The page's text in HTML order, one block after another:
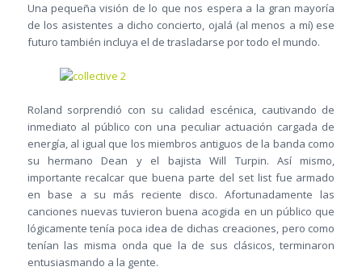
Una pequeña visión de lo que nos espera a la gran mayoría
de los asistentes a dicho concierto, ojalá (al menos a mí) ese
futuro también incluya el de trasladarse por todo el mundo.
Roland sorprendió con su calidad escénica, cautivando de
inmediato al público con una peculiar actuación cargada de
energía, al igual que los miembros antiguos de la banda como
su hermano Dean y el bajista Will Turpin. Así mismo,
importante recalcar que buena parte del set list fue armado
en base a su más reciente disco. Afortunadamente las
canciones nuevas tuvieron buena acogida en un público que
lógicamente tenía poca idea de dichas creaciones, pero como
tenían las misma onda que la de sus clásicos, terminaron
entusiasmando a la gente.